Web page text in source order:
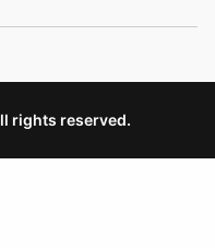
rights reserved.